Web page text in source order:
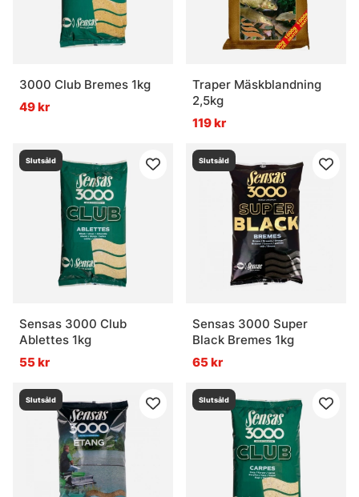
3000 Club Bremes 1kg
49 kr
Traper Mäskblandning
2,5kg
119 kr
Slutsåld
Sensas 3000 Club
Ablettes 1kg
55 kr
Slutsåld
Sensas 3000 Super
Black Bremes 1kg
65 kr
Slutsåld Slutsåld